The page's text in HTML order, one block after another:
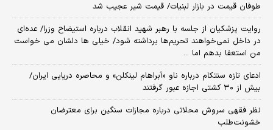
طوفان قیمت در بازار لبنیات/ قیمت شیر عجیب شد
روایت پزشکیان از جلسه با رهبر شهید انقلاب درباره استیضاح وزرا/ عده‌ای
در داخل نمی‌خواهند تحریم‌ها برداشته شود/ خیلی ها دلشان می خواست
من استعفا بدهم اما ...
ادعای تازه سنتکام درباره ناو «آبراهام لینکلن» و محاصره دریایی ایران/
بیش از ۳۰ کشتی اجازه عبور گرفتند
نظر فقهی سروش محلاتی درباره مجازات سنگین برای معترضان
خشونت‌طلب